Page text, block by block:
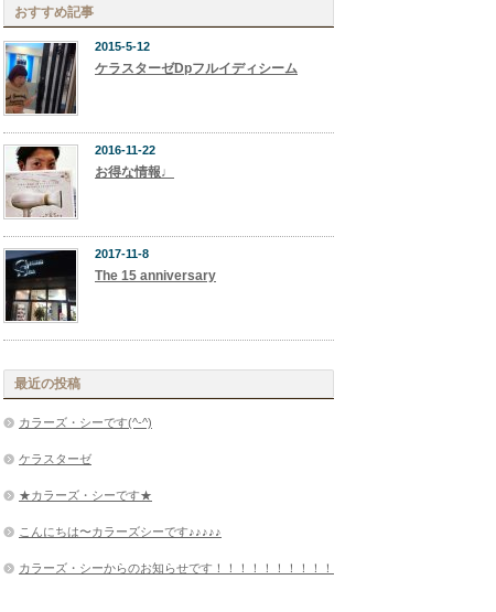
おすすめ記事
2015-5-12
ケラスターゼDpフルイディシーム
2016-11-22
お得な情報♩
2017-11-8
The 15 anniversary
最近の投稿
カラーズ・シーです(^-^)
ケラスターゼ
★カラーズ・シーです★
こんにちは〜カラーズシーです♪♪♪♪♪
カラーズ・シーからのお知らせです！！！！！！！！！！